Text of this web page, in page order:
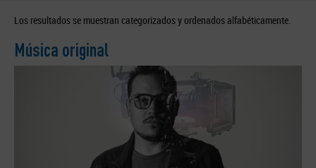
Los resultados se muestran categorizados y ordenados alfabéticamente.
Música original